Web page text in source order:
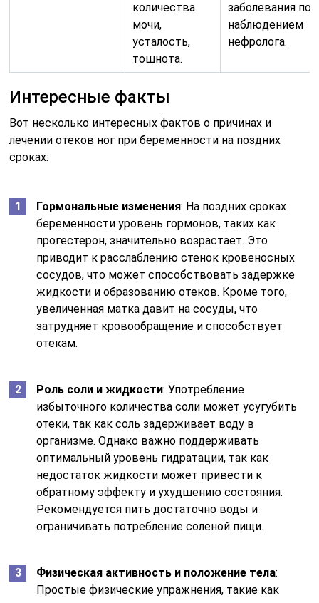
количества
мочи,
усталость,
тошнота.
заболевания под
наблюдением
нефролога.
Интересные факты
Вот несколько интересных фактов о причинах и
лечении отеков ног при беременности на поздних
сроках:
Гормональные изменения: На поздних сроках
беременности уровень гормонов, таких как
прогестерон, значительно возрастает. Это
приводит к расслаблению стенок кровеносных
сосудов, что может способствовать задержке
жидкости и образованию отеков. Кроме того,
увеличенная матка давит на сосуды, что
затрудняет кровообращение и способствует
отекам.
Роль соли и жидкости: Употребление
избыточного количества соли может усугубить
отеки, так как соль задерживает воду в
организме. Однако важно поддерживать
оптимальный уровень гидратации, так как
недостаток жидкости может привести к
обратному эффекту и ухудшению состояния.
Рекомендуется пить достаточно воды и
ограничивать потребление соленой пищи.
Физическая активность и положение тела:
Простые физические упражнения, такие как